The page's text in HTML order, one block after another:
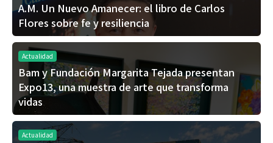
A.M. Un Nuevo Amanecer: el libro de Carlos
Flores sobre fe y resiliencia
Actualidad
Bam y Fundación Margarita Tejada presentan
Expo13, una muestra de arte que transforma
vidas
Actualidad